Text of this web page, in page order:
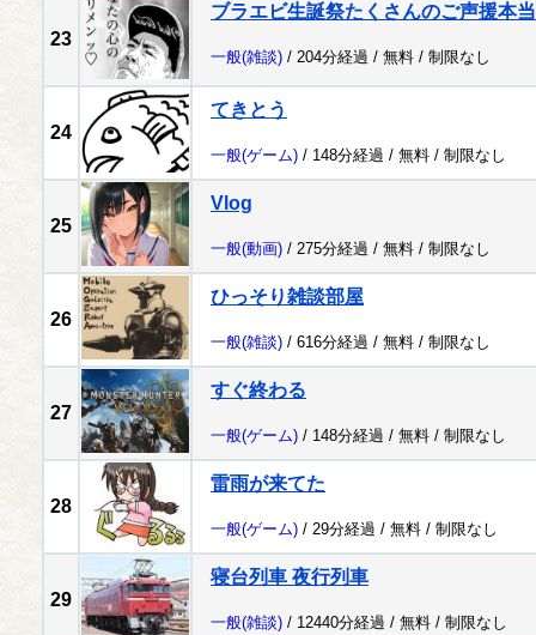
23
ブラエビ生誕祭たくさんのご声援本
一般(雑談) / 204分経過 / 無料 / 制限なし
24
てきとう
一般(ゲーム) / 148分経過 / 無料 / 制限なし
25
Vlog
一般(動画) / 275分経過 / 無料 / 制限なし
26
ひっそり雑談部屋
一般(雑談) / 616分経過 / 無料 / 制限なし
27
すぐ終わる
一般(ゲーム) / 148分経過 / 無料 / 制限なし
28
雷雨が来てた
一般(ゲーム) / 29分経過 / 無料 / 制限なし
29
寝台列車 夜行列車
一般(雑談) / 12440分経過 / 無料 / 制限なし